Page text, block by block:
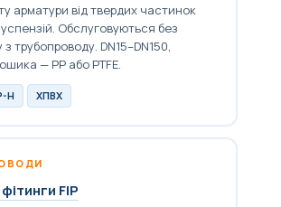
арматури від твердих частинок
Обслуговуються без
трубопроводу. DN15–DN150,
— PP або PTFE.
H ХПВХ
FIP